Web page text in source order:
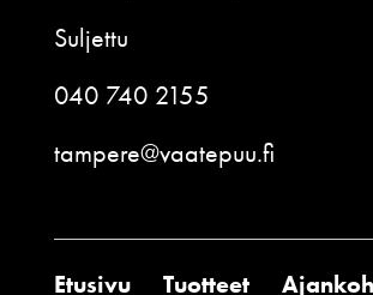
Suljettu
040 740 2155
tampere@vaatepuu.fi
Etusivu Tuotteet